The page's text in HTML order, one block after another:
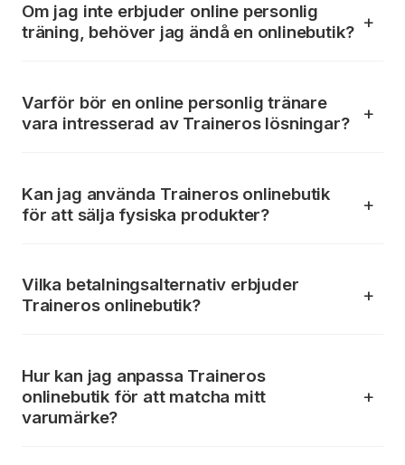
Om jag inte erbjuder online personlig
träning, behöver jag ändå en onlinebutik?
Varför bör en online personlig tränare
vara intresserad av Traineros lösningar?
Kan jag använda Traineros onlinebutik
för att sälja fysiska produkter?
Vilka betalningsalternativ erbjuder
Traineros onlinebutik?
Hur kan jag anpassa Traineros
onlinebutik för att matcha mitt
varumärke?